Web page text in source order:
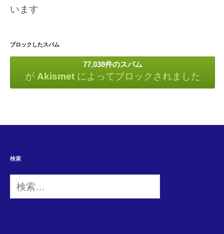
います
ブロックしたスパム
77,038件のスパム
が Akismetによってブロックされました
検索
検
索: